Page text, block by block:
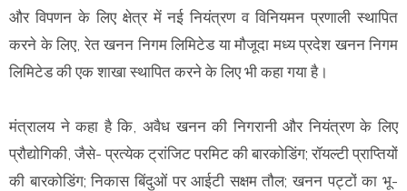
और विपणन के लिए क्षेत्र में नई नियंत्रण व विनियमन प्रणाली स्थापित
करने के लिए, रेत खनन निगम लिमिटेड या मौजूदा मध्य प्रदेश खनन निगम
लिमिटेड की एक शाखा स्थापित करने के लिए भी कहा गया है।
मंत्रालय ने कहा है कि, अवैध खनन की निगरानी और नियंत्रण के लिए
प्रौद्योगिकी, जैसे- प्रत्येक ट्रांजिट परमिट की बारकोडिंग; रॉयल्टी प्राप्तियों
की बारकोडिंग; निकास बिंदुओं पर आईटी सक्षम तौल; खनन पट्टों का भू-